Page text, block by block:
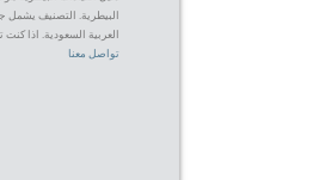
البيطرية. التصنيف يشمل
العربية السعودية. اذا
تواصل معنا